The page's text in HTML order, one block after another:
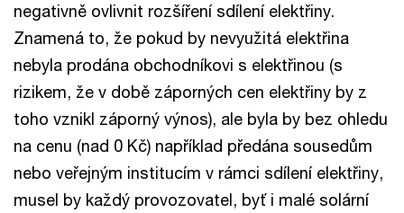
negativně ovlivnit rozšíření sdílení elektřiny.
Znamená to, že pokud by nevyužitá elektřina
nebyla prodána obchodníkovi s elektřinou (s
rizikem, že v době záporných cen elektřiny by z
toho vznikl záporný výnos), ale byla by bez ohledu
na cenu (nad 0 Kč) například předána sousedům
nebo veřejným institucím v rámci sdílení elektřiny,
musel by každý provozovatel, byť i malé solární